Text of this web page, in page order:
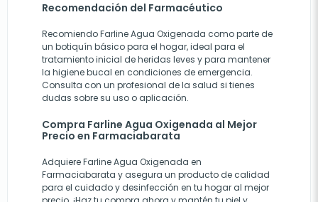
Recomendación del Farmacéutico
Recomiendo Farline Agua Oxigenada como parte de
un botiquín básico para el hogar, ideal para el
tratamiento inicial de heridas leves y para mantener
la higiene bucal en condiciones de emergencia.
Consulta con un profesional de la salud si tienes
dudas sobre su uso o aplicación.
Compra Farline Agua Oxigenada al Mejor
Precio en Farmaciabarata
Adquiere Farline Agua Oxigenada en
Farmaciabarata y asegura un producto de calidad
para el cuidado y desinfección en tu hogar al mejor